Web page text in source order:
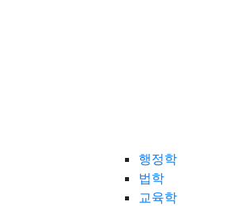
행정학
법학
교육학